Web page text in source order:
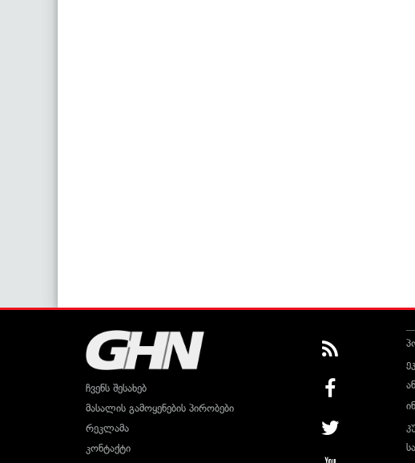
ჩვენს შესახებ
მასალის გამოყენების პირობები
რეკლამა
კონტაქტი